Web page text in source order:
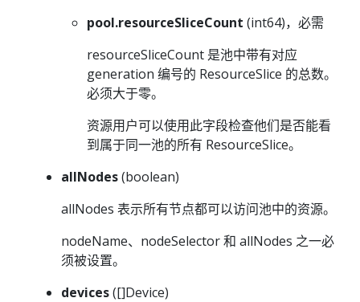
pool.resourceSliceCount (int64)，必需
resourceSliceCount 是池中带有对应
generation 编号的 ResourceSlice 的总数。
必须大于零。
资源用户可以使用此字段检查他们是否能看
到属于同一池的所有 ResourceSlice。
allNodes(boolean)
allNodes 表示所有节点都可以访问池中的资源。
nodeName、nodeSelector 和 allNodes 之一必
须被设置。
devices([]Device)